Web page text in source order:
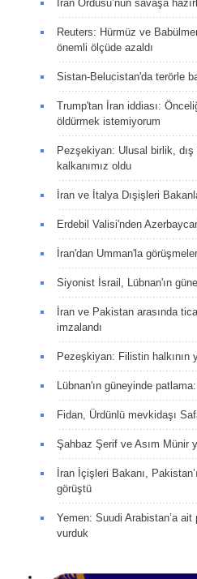
İran Ordusu’nun savaşa
Reuters: Hürmüz ve
önemli ölçüde azaldı
Sistan-Belucistan'da terörle
Trump'tan İran iddiası:
öldürmek istemiyorum
Pezşekiyan: Ulusal birlik, dış
kalkanımız oldu
İran ve İtalya Dışişleri
Erdebil Valisi'nden
İran'dan Umman'la
Siyonist İsrail, Lübnan'ın
İran ve Pakistan arasında
imzalandı
Pezeşkiyan: Filistin halkının
Lübnan'ın güneyinde
Fidan, Ürdünlü mevkidaşı
Şahbaz Şerif ve Asım Münir
İran İçişleri Bakanı,
görüştü
Yemen: Suudi Arabistan’a
vurduk